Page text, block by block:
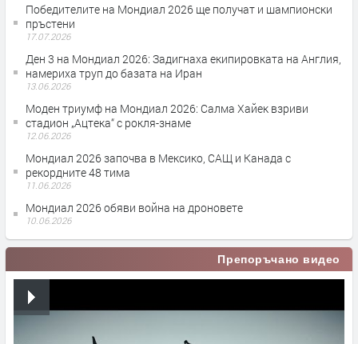
Победителите на Мондиал 2026 ще получат и шампионски
пръстени
17.07.2026
Ден 3 на Мондиал 2026: Задигнаха екипировката на Англия,
намериха труп до базата на Иран
13.06.2026
Моден триумф на Мондиал 2026: Салма Хайек взриви
стадион „Ацтека“ с рокля-знаме
12.06.2026
Мондиал 2026 започва в Мексико, САЩ и Канада с
рекордните 48 тима
11.06.2026
Мондиал 2026 обяви война на дроновете
10.06.2026
Препоръчано видео